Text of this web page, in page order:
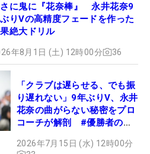
さに鬼に『花奈棒』 永井花奈9
りVの高精度フェードを作った
絶大ドリル
年8月1日 (土) 12時00分 36
「クラブは遅らせる、でも振
り遅れない」9年ぶりV、永井
花奈の曲がらない秘密をプロ
コーチが解剖 #優勝者のス
2026年7月15日 (水) 12時00分